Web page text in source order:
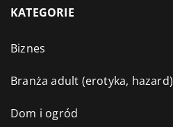
KATEGORIE
Biznes
Branża adult (erotyka, hazard)
Dom i ogród